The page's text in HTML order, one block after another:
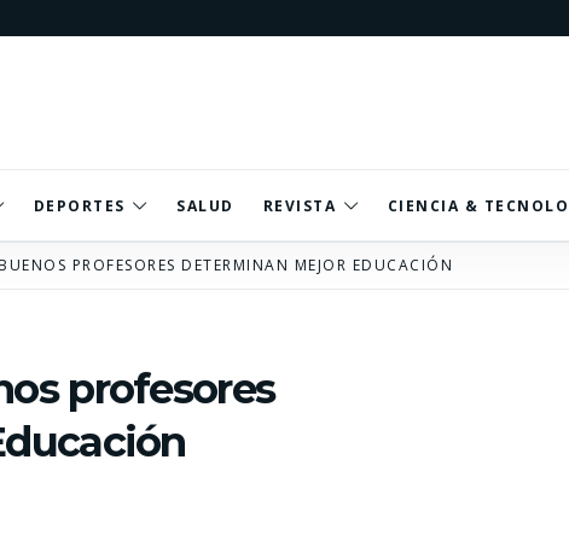
DEPORTES SALUD REVISTA CIENCIA &
PROFESORES DETERMINAN MEJOR EDUCACIÓN
profesores